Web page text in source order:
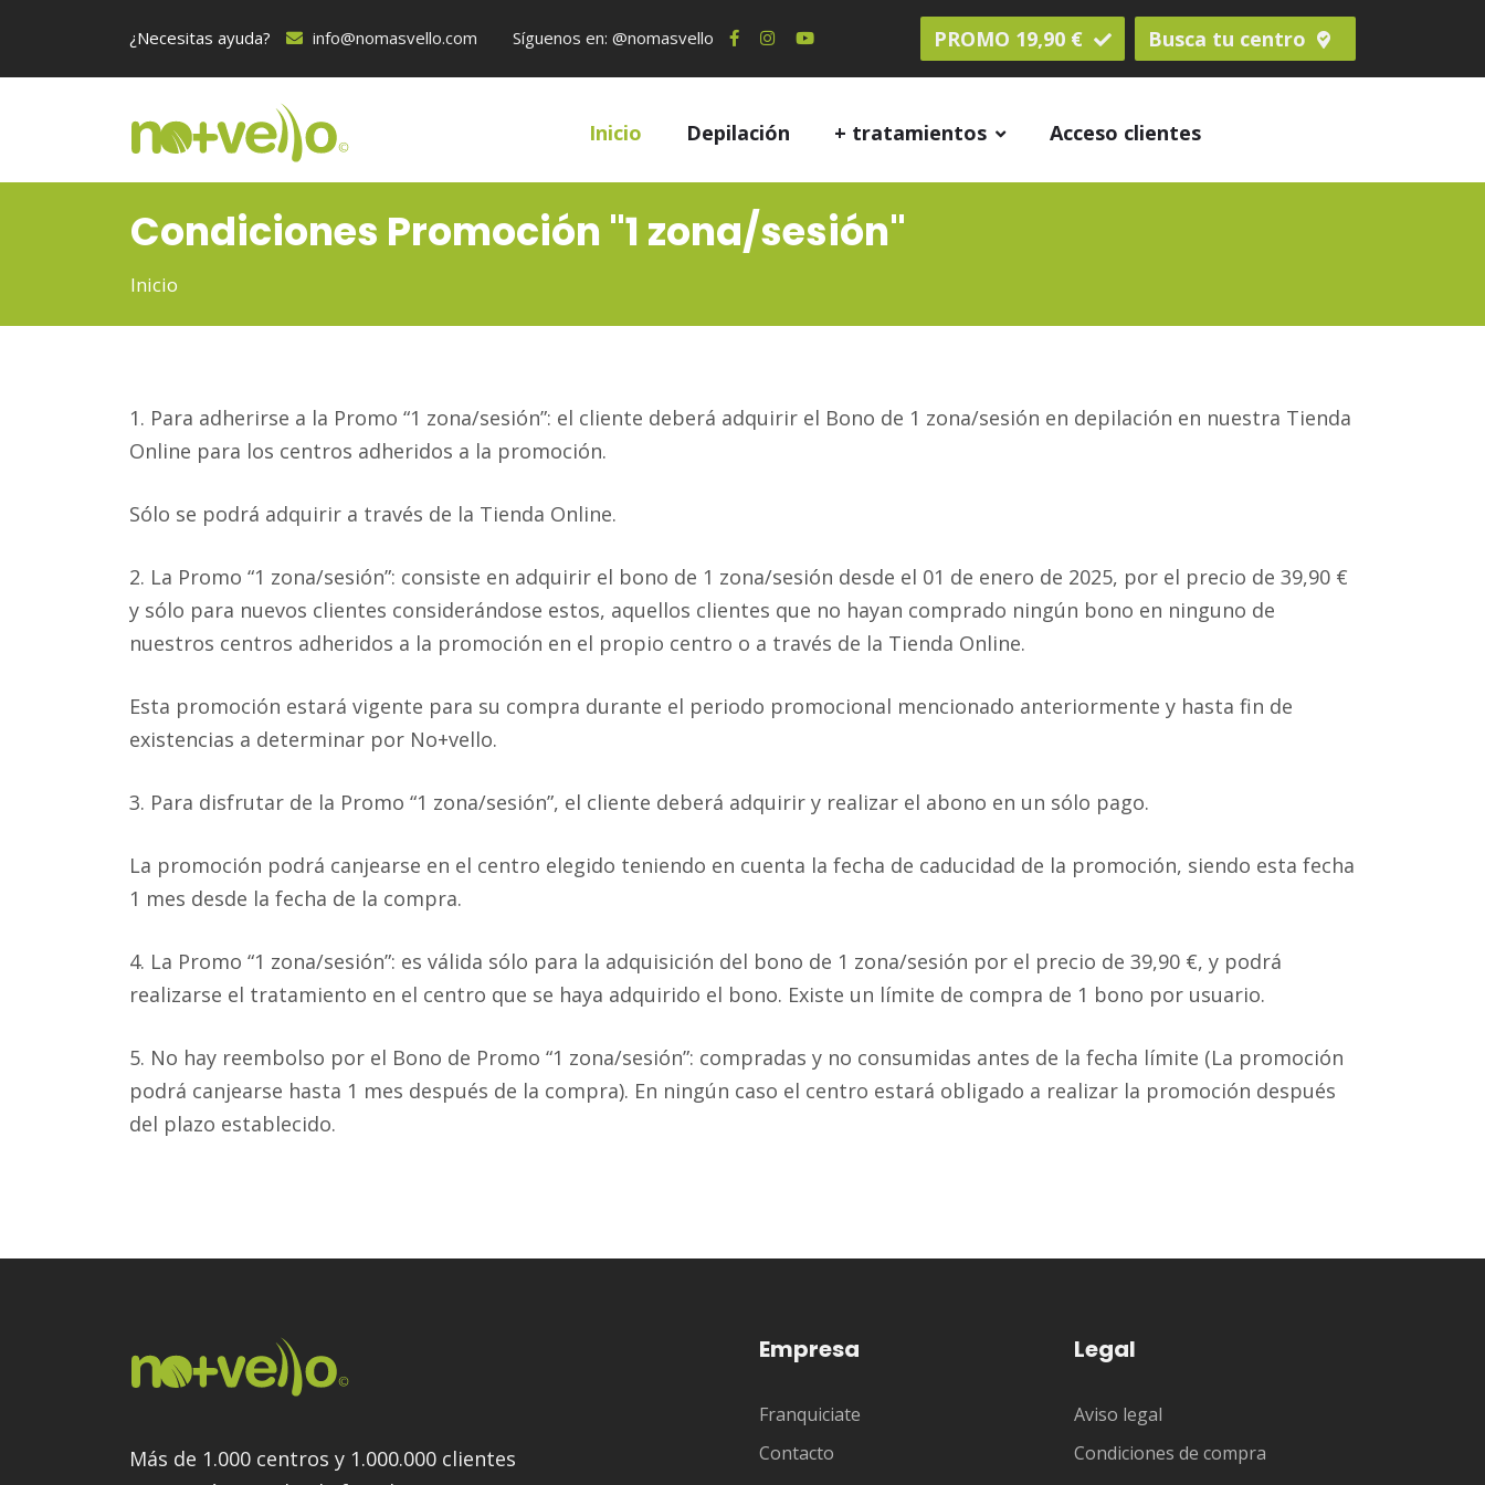
¿Necesitas ayuda? info@nomasvello.com Síguenos en: @nomasvello PROMO 19,90 € Busca tu centro
Inicio Depilación + tratamientos Acceso clientes
Condiciones Promoción "1 zona/sesión"
Inicio
1. Para adherirse a la Promo “1 zona/sesión”: el cliente deberá adquirir el Bono de 1 zona/sesión en depilación en nuestra Tienda
Online para los centros adheridos a la promoción.
Sólo se podrá adquirir a través de la Tienda Online.
2. La Promo “1 zona/sesión”: consiste en adquirir el bono de 1 zona/sesión desde el 01 de enero de 2025, por el precio de 39,90 €
y sólo para nuevos clientes considerándose estos, aquellos clientes que no hayan comprado ningún bono en ninguno de
nuestros centros adheridos a la promoción en el propio centro o a través de la Tienda Online.
Esta promoción estará vigente para su compra durante el periodo promocional mencionado anteriormente y hasta fin de
existencias a determinar por No+vello.
3. Para disfrutar de la Promo “1 zona/sesión”, el cliente deberá adquirir y realizar el abono en un sólo pago.
La promoción podrá canjearse en el centro elegido teniendo en cuenta la fecha de caducidad de la promoción, siendo esta fecha
1 mes desde la fecha de la compra.
4. La Promo “1 zona/sesión”: es válida sólo para la adquisición del bono de 1 zona/sesión por el precio de 39,90 €, y podrá
realizarse el tratamiento en el centro que se haya adquirido el bono. Existe un límite de compra de 1 bono por usuario.
5. No hay reembolso por el Bono de Promo “1 zona/sesión”: compradas y no consumidas antes de la fecha límite (La promoción
podrá canjearse hasta 1 mes después de la compra). En ningún caso el centro estará obligado a realizar la promoción después
del plazo establecido.
Más de 1.000 centros y 1.000.000 clientes
Empresa
Franquiciate
Contacto
Legal
Aviso legal
Condiciones de compra